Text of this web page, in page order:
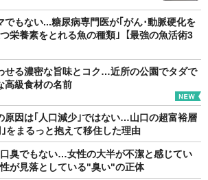
でもない...糖尿病専門医が｢がん･動脈硬化を
栄養素をとれる魚の種類｣【最強の魚活術3
せる濃密な旨味とコク…近所の公園でタダで
高級食材の名前
原因は｢人口減少｣ではない…山口の超富裕層
をまるっと抱えて移住した理由
臭でもない…女性の大半が不潔と感じてい
が見落としている"臭い"の正体